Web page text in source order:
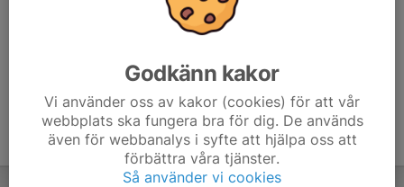
Godkänn kakor
Vi använder oss av kakor (cookies) för att vår
webbplats ska fungera bra för dig. De används
även för webbanalys i syfte att hjälpa oss att
förbättra våra tjänster.
Så använder vi cookies